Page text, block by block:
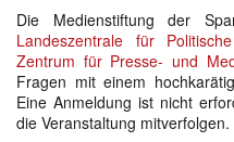
Die Medienstiftung der
Landeszentrale für
Zentrum für Presse- und
Fragen mit einem
Eine Anmeldung ist nicht
die Veranstaltung mitverfolgen.